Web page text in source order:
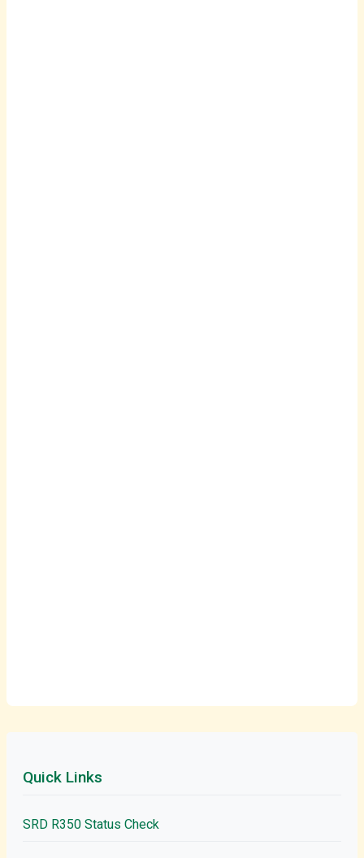
Quick Links
SRD R350 Status Check